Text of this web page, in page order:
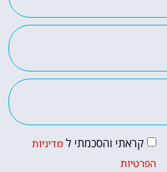
קראתי והסכמתי ל מדיניות
הפרטיות